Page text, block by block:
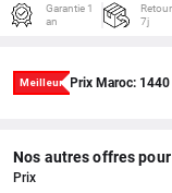
Connectiques
Garantie 1
an
7j
Prix Maroc: 1440
Nos autres offres pour
Prix